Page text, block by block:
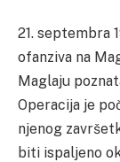
21. septembra
ofanziva na
Maglaju
Operacija je
njenog
biti ispaljeno